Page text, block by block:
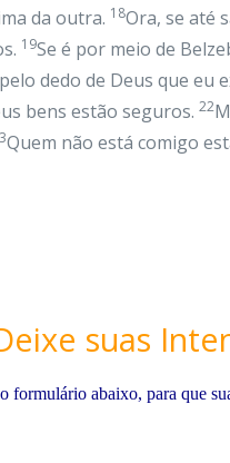
da outra. 18Ora, se até
19Se é por meio de
dedo de Deus que eu
bens estão seguros. 22
Quem não está comigo
suas
formulário abaixo, para que